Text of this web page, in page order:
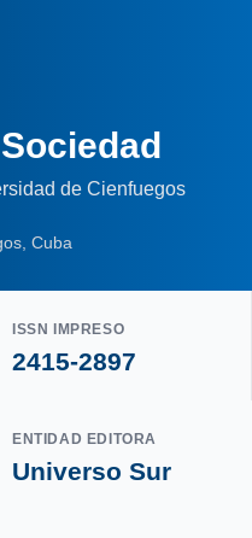
de Cienfuegos
Cuba
ISSN IMPRESO
2415-2897
ENTIDAD EDITORA
Universo Sur